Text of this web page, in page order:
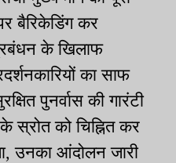
बैरिकेडिंग कर
के खिलाफ
का साफ
पुनर्वास की गारंटी
स्रोत को चिह्नित कर
उनका आंदोलन जारी